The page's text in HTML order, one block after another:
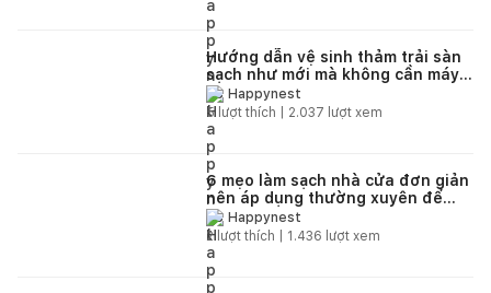
Hướng dẫn vệ sinh thảm trải sàn
sạch như mới mà không cần máy
hút bụi
Happynest
5 lượt thích | 2.037 lượt xem
6 mẹo làm sạch nhà cửa đơn giản
nên áp dụng thường xuyên để
phòng tránh virus
Happynest
2lượt thích | 1.436 lượt xem